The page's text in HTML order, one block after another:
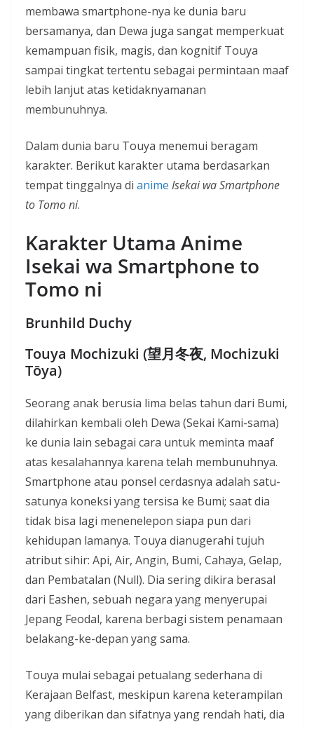
membawa smartphone-nya ke dunia baru
bersamanya, dan Dewa juga sangat memperkuat
kemampuan fisik, magis, dan kognitif Touya
sampai tingkat tertentu sebagai permintaan maaf
lebih lanjut atas ketidaknyamanan
membunuhnya.
Dalam dunia baru Touya menemui beragam
karakter. Berikut karakter utama berdasarkan
tempat tinggalnya di anime Isekai wa Smartphone
to Tomo ni.
Karakter Utama Anime
Isekai wa Smartphone to
Tomo ni
Brunhild Duchy
Touya Mochizuki (望月冬夜, Mochizuki
Tōya)
Seorang anak berusia lima belas tahun dari Bumi,
dilahirkan kembali oleh Dewa (Sekai Kami-sama)
ke dunia lain sebagai cara untuk meminta maaf
atas kesalahannya karena telah membunuhnya.
Smartphone atau ponsel cerdasnya adalah satu-
satunya koneksi yang tersisa ke Bumi; saat dia
tidak bisa lagi menenelepon siapa pun dari
kehidupan lamanya. Touya dianugerahi tujuh
atribut sihir: Api, Air, Angin, Bumi, Cahaya, Gelap,
dan Pembatalan (Null). Dia sering dikira berasal
dari Eashen, sebuah negara yang menyerupai
Jepang Feodal, karena berbagi sistem penamaan
belakang-ke-depan yang sama.
Touya mulai sebagai petualang sederhana di
Kerajaan Belfast, meskipun karena keterampilan
yang diberikan dan sifatnya yang rendah hati, dia